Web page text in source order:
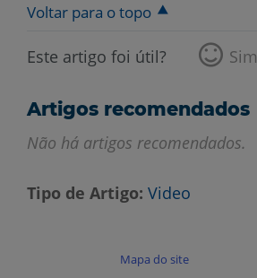
Voltar para o topo
Este artigo foi útil? Sim
Artigos recomendados
Não há artigos recomendados.
Tipo de Artigo Video
Mapa do site